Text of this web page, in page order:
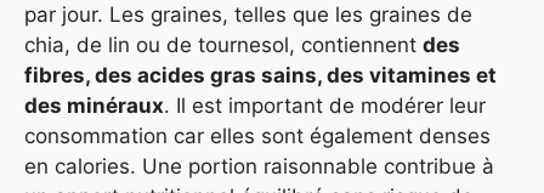
par jour. Les graines, telles que les graines de
chia, de lin ou de tournesol, contiennent des
fibres, des acides gras sains, des vitamines et
des minéraux. Il est important de modérer leur
consommation car elles sont également denses
en calories. Une portion raisonnable contribue à